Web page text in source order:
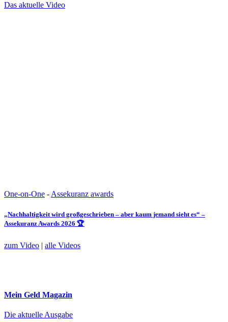
Das aktuelle Video
One-on-One -Assekuranz awards
„Nachhaltigkeit wird großgeschrieben – aber kaum jemand sieht es“ –
Assekuranz Awards 2026 🏆
zum Video | alle Videos
Mein Geld Magazin
Die aktuelle Ausgabe